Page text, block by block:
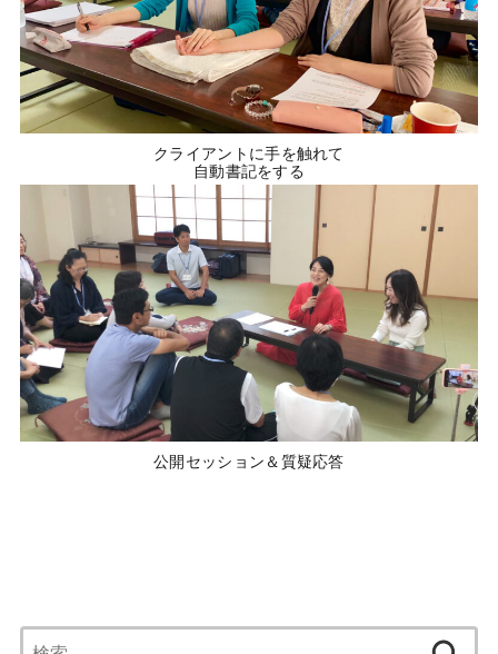
クライアントに手を触れて
自動書記をする
公開セッション＆質疑応答